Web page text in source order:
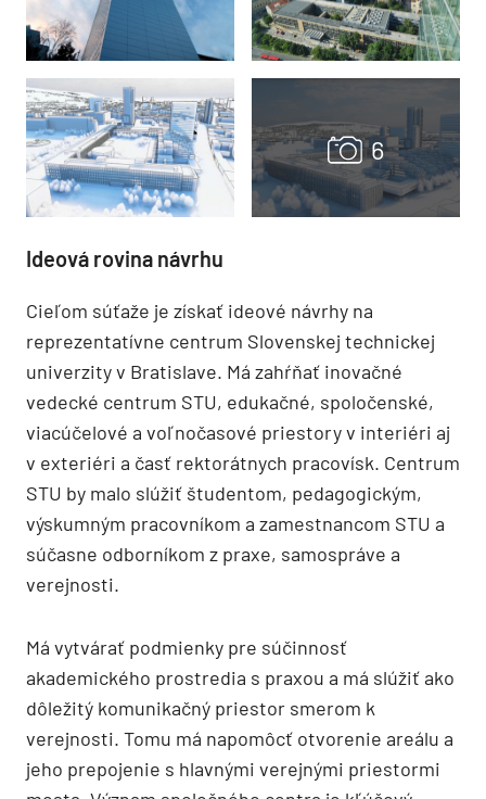
Ideová rovina návrhu
Cieľom súťaže je získať ideové návrhy na
reprezentatívne centrum Slovenskej technickej
univerzity v Bratislave. Má zahŕňať inovačné
vedecké centrum STU, edukačné, spoločenské,
viacúčelové a voľnočasové priestory v interiéri aj
v exteriéri a časť rektorátnych pracovísk. Centrum
STU by malo slúžiť študentom, pedagogickým,
výskumným pracovníkom a zamestnancom STU a
súčasne odborníkom z praxe, samospráve a
verejnosti.
Má vytvárať podmienky pre súčinnosť
akademického prostredia s praxou a má slúžiť ako
dôležitý komunikačný priestor smerom k
verejnosti. Tomu má napomôcť otvorenie areálu a
jeho prepojenie s hlavnými verejnými priestormi